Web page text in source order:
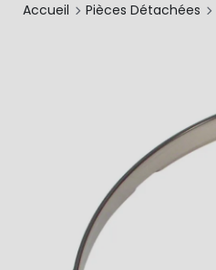
Accueil Pièces Détachées